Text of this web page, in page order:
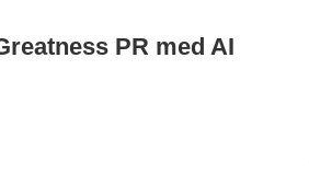
PR med AI